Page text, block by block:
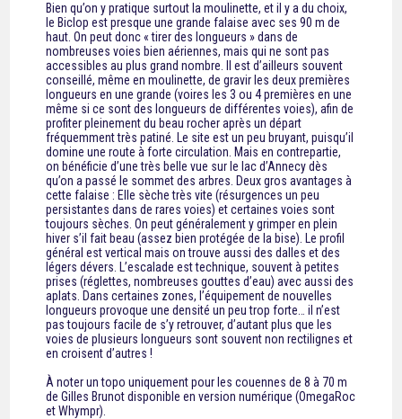
Bien qu’on y pratique surtout la moulinette, et il y a du choix,
le Biclop est presque une grande falaise avec ses 90 m de
haut. On peut donc « tirer des longueurs » dans de
nombreuses voies bien aériennes, mais qui ne sont pas
accessibles au plus grand nombre. Il est d’ailleurs souvent
conseillé, même en moulinette, de gravir les deux premières
longueurs en une grande (voires les 3 ou 4 premières en une
même si ce sont des longueurs de différentes voies), afin de
profiter pleinement du beau rocher après un départ
fréquemment très patiné. Le site est un peu bruyant, puisqu’il
domine une route à forte circulation. Mais en contrepartie,
on bénéficie d’une très belle vue sur le lac d’Annecy dès
qu’on a passé le sommet des arbres. Deux gros avantages à
cette falaise : Elle sèche très vite (résurgences un peu
persistantes dans de rares voies) et certaines voies sont
toujours sèches. On peut généralement y grimper en plein
hiver s’il fait beau (assez bien protégée de la bise). Le profil
général est vertical mais on trouve aussi des dalles et des
légers dévers. L’escalade est technique, souvent à petites
prises (réglettes, nombreuses gouttes d’eau) avec aussi des
aplats. Dans certaines zones, l’équipement de nouvelles
longueurs provoque une densité un peu trop forte… il n’est
pas toujours facile de s’y retrouver, d’autant plus que les
voies de plusieurs longueurs sont souvent non rectilignes et
en croisent d’autres !
À noter un topo uniquement pour les couennes de 8 à 70 m
de Gilles Brunot disponible en version numérique (OmegaRoc
et Whympr).